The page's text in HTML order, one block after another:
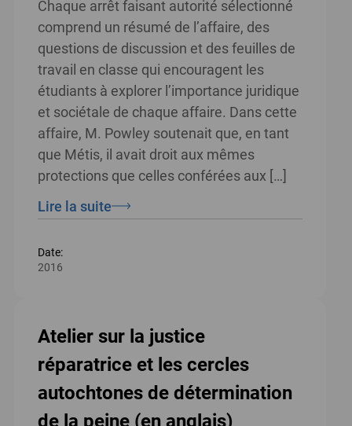
Chaque arrêt faisant autorité sélectionné
comprend un résumé de l’affaire, des
questions de discussion et des feuilles de
travail en classe qui encouragent les
étudiants à explorer l’importance juridique
et sociétale de chaque affaire. Dans cette
affaire, M. Powley soutenait que, en tant
que Métis, il avait droit aux mêmes
protections que celles conférées aux […]
Lire la suite
Date:
2016
Atelier sur la justice
réparatrice et les cercles
autochtones de détermination
de la peine (en anglais)